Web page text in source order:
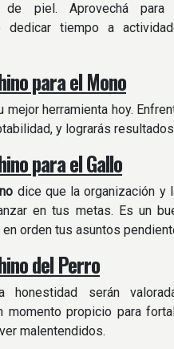
piel. Aprovechá para
dedicar tiempo a
para el Mono
mejor herramienta hoy.
y lograrás
para el Gallo
dice que la organización y
en tus metas. Es un
orden tus asuntos
del Perro
serán
momento propicio para
malentendidos.